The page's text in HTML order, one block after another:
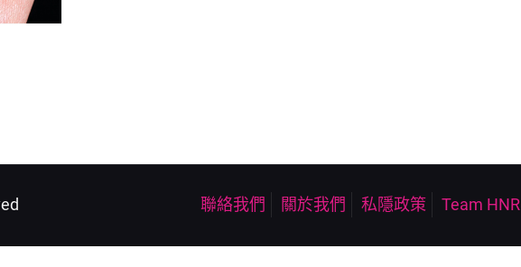
聯絡我們 關於我們 私隱政策 Team HNR